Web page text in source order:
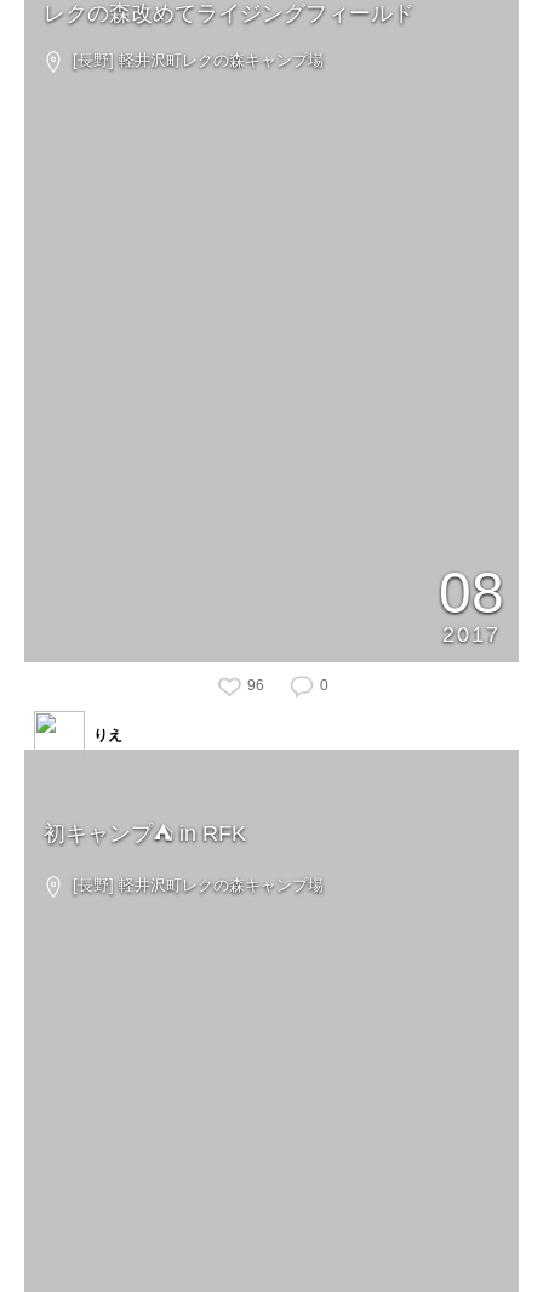
レクの森改めてライジングフィールド
[長野] 軽井沢町レクの森キャンプ場
08
2017
96 0
初キャンプ⛺ in RFK
[長野] 軽井沢町レクの森キャンプ場
りえ